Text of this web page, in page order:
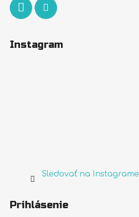
Instagram
Sledovať na Instagrame
Prihlásenie